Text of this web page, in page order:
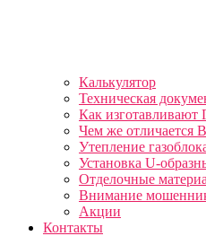
Калькулятор
Техническая
Как изготавливают
Чем же отличается
Утепление
Установка U-
Отделочные
Внимание
Акции
Контакты